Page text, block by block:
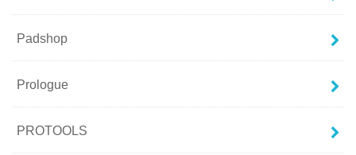
Padshop
Prologue
PROTOOLS